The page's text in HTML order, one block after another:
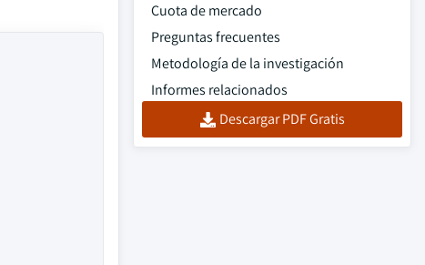
Cuota de mercado
Preguntas frecuentes
Metodología de la investigación
Informes relacionados
Descargar PDF Gratis